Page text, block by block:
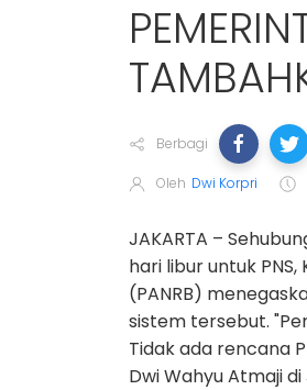
Berbagi
Oleh Dwi Korpri
JAKARTA –
hari libur untuk
(PANRB)
sistem tersebut.
Tidak ada rencana
Dwi Wahyu Atmaji di